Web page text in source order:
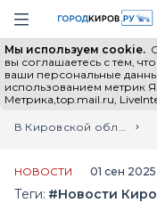
Навигация сайта
Мы используем cookie.
вы соглашаетесь с тем,
ваши персональные
использованием метрик
Метрика,top.mail.ru,
Выборы - 2026 Все
Главная
Лента
В Кировской области прокуратура отстояла права 13-летнего жертвы побоев
НОВОСТИ 01 сен
Теги: #Новости